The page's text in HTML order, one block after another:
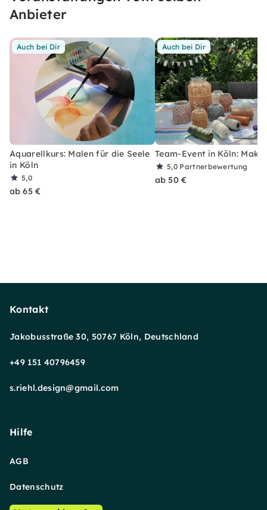
meisten zusagt.
Anbieter
Auch bei Dir
Aquarellkurs: Malen für die Seele
in Köln
5,0
ab 65 €
Auch bei Dir
Team-Event in Köln:
5,0 Partnerbewertung
ab 50 €
Kontakt
Jakobusstraße 30, 50767 Köln, Deutschland
+49 151 40796459
s.riehl.design@gmail.com
Hilfe
AGB
Datenschutz